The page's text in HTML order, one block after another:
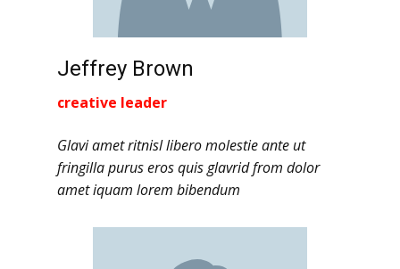
Jeffrey Brown
creative leader
Glavi amet ritnisl libero molestie ante ut
fringilla purus eros quis glavrid from dolor
amet iquam lorem bibendum